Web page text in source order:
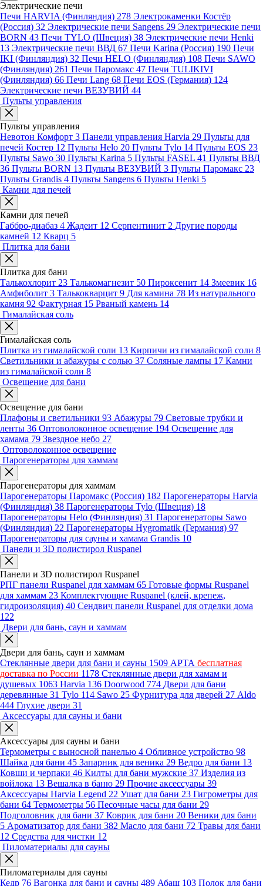
Электрические печи
Печи HARVIA (Финляндия) 278 Электрокаменки Костёр
(Россия) 32 Электрические печи Sangens 29 Электрические печи
BORN 43 Печи TYLO (Швеция) 38 Электрические печи Henki
13 Электрические печи ВВД 67 Печи Karina (Россия) 190 Печи
IKI (Финляндия) 32 Печи HELO (Финляндия) 108 Печи SAWO
(Финляндия) 261 Печи Паромакс 47 Печи TULIKIVI
(Финляндия) 66 Печи Lang 68 Печи EOS (Германия) 124
Электрические печи ВЕЗУВИЙ 44
Пульты управления
Пульты управления
Невотон Комфорт 3 Панели управления Harvia 29 Пульты для
печей Костер 12 Пульты Helo 20 Пульты Tylo 14 Пульты EOS 23
Пульты Sawo 30 Пульты Karina 5 Пульты FASEL 41 Пульты ВВД
36 Пульты BORN 13 Пульты ВЕЗУВИЙ 3 Пульты Паромакс 23
Пульты Grandis 4 Пульты Sangens 6 Пульты Henki 5
Камни для печей
Камни для печей
Габбро-диабаз 4 Жадеит 12 Серпентинит 2 Другие породы
камней 12 Кварц 5
Плитка для бани
Плитка для бани
Талькохлорит 23 Талькомагнезит 50 Пироксенит 14 Змеевик 16
Амфиболит 3 Талькокварцит 9 Для камина 78 Из натурального
камня 92 Фактурная 15 Рваный камень 14
Гималайская соль
Гималайская соль
Плитка из гималайской соли 13 Кирпичи из гималайской соли 8
Светильники и абажуры с солью 37 Соляные лампы 17 Камни
из гималайской соли 8
Освещение для бани
Освещение для бани
Плафоны и светильники 93 Абажуры 79 Световые трубки и
ленты 36 Оптоволоконное освещение 194 Освещение для
хамама 79 Звездное небо 27
Оптоволоконное освещение
Парогенераторы для хаммам
Парогенераторы для хаммам
Парогенераторы Паромакс (Россия) 182 Парогенераторы Harvia
(Финляндия) 38 Парогенераторы Tylo (Швеция) 18
Парогенераторы Helo (Финляндия) 31 Парогенераторы Sawo
(Финляндия) 22 Парогенераторы Hygromatik (Германия) 97
Парогенераторы для сауны и хамама Grandis 10
Панели и 3D полистирол Ruspanel
Панели и 3D полистирол Ruspanel
РПГ панели Ruspanel для хаммам 65 Готовые формы Ruspanel
для хаммам 23 Комплектующие Ruspanel (клей, крепеж,
гидроизоляция) 40 Сендвич панели Ruspanel для отделки дома
122
Двери для бань, саун и хаммам
Двери для бань, саун и хаммам
Стеклянные двери для бани и сауны 1509 АРТА бесплатная
доставка по России 1178 Стеклянные двери для хамам и
душевых 1063 Harvia 136 Doorwood 774 Двери для бани
деревянные 31 Tylo 114 Sawo 25 Фурнитура для дверей 27 Aldo
444 Глухие двери 31
Аксессуары для сауны и бани
Аксессуары для сауны и бани
Термометры с выносной панелью 4 Обливное устройство 98
Шайка для бани 45 Запарник для веника 29 Ведро для бани 13
Ковши и черпаки 46 Килты для бани мужские 37 Изделия из
войлока 13 Вешалка в баню 29 Прочие аксессуары 39
Аксессуары Harvia Legend 22 Ушат для бани 23 Гигрометры для
бани 64 Термометры 56 Песочные часы для бани 29
Подголовник для бани 37 Коврик для бани 20 Веники для бани
5 Ароматизатор для бани 382 Масло для бани 72 Травы для бани
12 Средства для чистки 12
Пиломатериалы для сауны
Пиломатериалы для сауны
Кедр 76 Вагонка для бани и сауны 489 Абаш 103 Полок для бани